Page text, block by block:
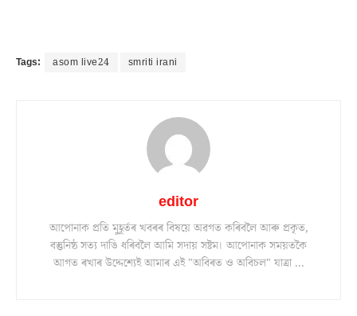
Tags: asom live24 smriti irani
editor
আপোনাক প্ৰতি মুহূৰ্তৰ খবৰৰ বিষয়ে অৱগত কৰিবলৈ আৰু প্ৰকৃত,
বস্তুনিষ্ঠ সত্য দাঙি ধৰিবলৈ আমি সদায় সষ্টম। আপোনাক সময়তকৈ
আগত ৰখাৰ উদ্দেশ্যেই আমাৰ এই "অবিৰত ও অবিচল" যাত্ৰা ...